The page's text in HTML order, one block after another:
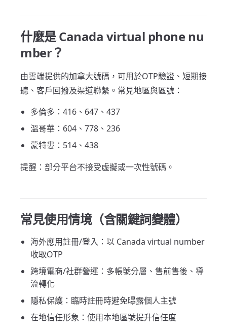
什麼是 Canada virtual phone nu
mber？
由雲端提供的加拿大號碼，可用於OTP驗證、短期接
聽、客戶回撥及渠道聯繫。常見地區與區號：
多倫多：416、647、437
溫哥華：604、778、236
蒙特婁：514、438
提醒：部分平台不接受虛擬或一次性號碼。
常見使用情境（含關鍵詞變體）
海外應用註冊/登入：以 Canada virtual number
收取OTP
跨境電商/社群營運：多帳號分層、售前售後、導
流轉化
隱私保護：臨時註冊時避免曝露個人主號
在地信任形象：使用本地區號提升信任度